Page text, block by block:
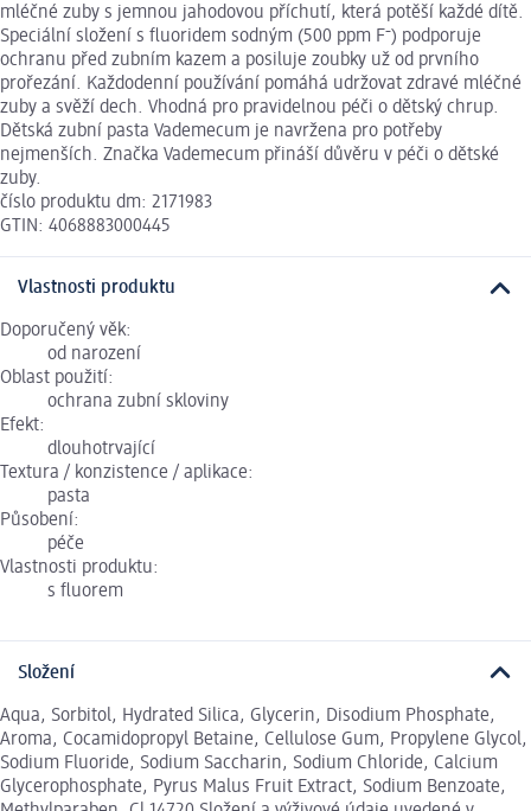
mléčné zuby s jemnou jahodovou příchutí, která potěší každé dítě.
Speciální složení s fluoridem sodným (500 ppm F⁻) podporuje
ochranu před zubním kazem a posiluje zoubky už od prvního
prořezání. Každodenní používání pomáhá udržovat zdravé mléčné
zuby a svěží dech. Vhodná pro pravidelnou péči o dětský chrup.
Dětská zubní pasta Vademecum je navržena pro potřeby
nejmenších. Značka Vademecum přináší důvěru v péči o dětské
zuby.
číslo produktu dm: 2171983
GTIN: 4068883000445
Vlastnosti produktu
Doporučený věk:
od narození
Oblast použití:
ochrana zubní skloviny
Efekt:
dlouhotrvající
Textura / konzistence / aplikace:
pasta
Působení:
péče
Vlastnosti produktu:
s fluorem
Složení
Aqua, Sorbitol, Hydrated Silica, Glycerin, Disodium Phosphate,
Aroma, Cocamidopropyl Betaine, Cellulose Gum, Propylene Glycol,
Sodium Fluoride, Sodium Saccharin, Sodium Chloride, Calcium
Glycerophosphate, Pyrus Malus Fruit Extract, Sodium Benzoate,